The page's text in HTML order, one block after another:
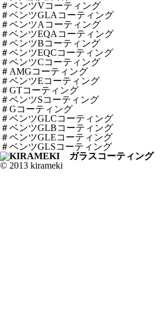
＃ベンツVコーティング
＃ベンツGLAコーティング
＃ベンツAコーティング
＃ベンツEQAコーティング
＃ベンツBコーティング
＃ベンツEQCコーティング
＃ベンツCコーティング
＃AMGコーティング
＃ベンツEコーティング
＃GTコーティング
＃ベンツSコーティング
＃Gコーティング
＃ベンツGLCコーティング
＃ベンツGLBコーティング
＃ベンツGLEコーティング
＃ベンツGLSコーティング
© 2013 kirameki